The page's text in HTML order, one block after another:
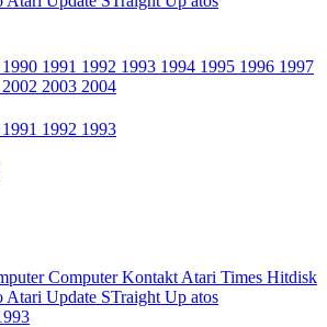
1990 1991 1992 1993 1994 1995 1996 1997
2002 2003 2004
1991 1992 1993
Computer Kontakt Atari Times Hitdisk
Atari Update STraight Up atos